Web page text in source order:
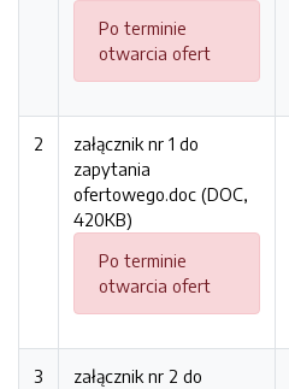
Po terminie
otwarcia ofert
2
załącznik nr 1 do
zapytania
ofertowego.doc (DOC,
420KB)
Po terminie
otwarcia ofert
3
załącznik nr 2 do